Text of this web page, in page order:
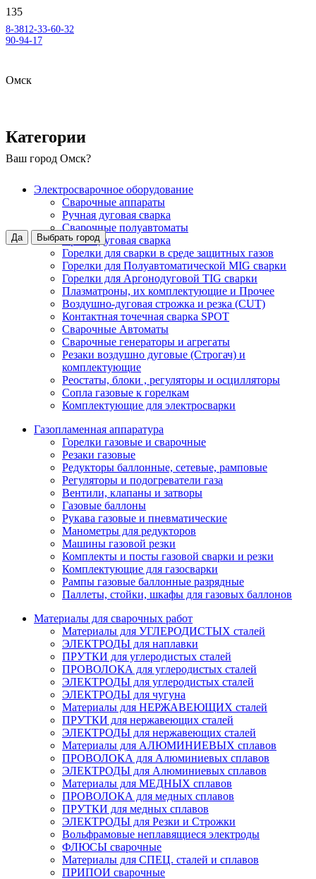
8-3812-33-60-32
90-94-17
Омск
Ваш город Омск?
Да Выбрать город
Категории
Электросварочное оборудование
Сварочные аппараты
Ручная дуговая сварка
Сварочные полуавтоматы
Аргонодуговая сварка
Горелки для сварки в среде защитных газов
Горелки для Полуавтоматической MIG сварки
Горелки для Аргонодуговой TIG сварки
Плазматроны, их комплектующие и Прочее
Воздушно-дуговая строжка и резка (CUT)
Контактная точечная сварка SPOT
Сварочные Автоматы
Сварочные генераторы и агрегаты
Резаки воздушно дуговые (Строгач) и
комплектующие
Реостаты, блоки , регуляторы и осцилляторы
Сопла газовые к горелкам
Комплектующие для электросварки
Газопламенная аппаратура
Горелки газовые и сварочные
Резаки газовые
Редукторы баллонные, сетевые, рамповые
Регуляторы и подогреватели газа
Вентили, клапаны и затворы
Газовые баллоны
Рукава газовые и пневматические
Манометры для редукторов
Машины газовой резки
Комплекты и посты газовой сварки и резки
Комплектующие для газосварки
Рампы газовые баллонные разрядные
Паллеты, стойки, шкафы для газовых баллонов
Материалы для сварочных работ
Материалы для УГЛЕРОДИСТЫХ сталей
ЭЛЕКТРОДЫ для наплавки
ПРУТКИ для углеродистых сталей
ПРОВОЛОКА для углеродистых сталей
ЭЛЕКТРОДЫ для углеродистых сталей
ЭЛЕКТРОДЫ для чугуна
Материалы для НЕРЖАВЕЮЩИХ сталей
ПРУТКИ для нержавеющих сталей
ЭЛЕКТРОДЫ для нержавеющих сталей
Материалы для АЛЮМИНИЕВЫХ сплавов
ПРОВОЛОКА для Алюминиевых сплавов
ЭЛЕКТРОДЫ для Алюминиевых сплавов
Материалы для МЕДНЫХ сплавов
ПРОВОЛОКА для медных сплавов
ПРУТКИ для медных сплавов
ЭЛЕКТРОДЫ для Резки и Строжки
Вольфрамовые неплавящиеся электроды
ФЛЮСЫ сварочные
Материалы для СПЕЦ. сталей и сплавов
ПРИПОИ сварочные